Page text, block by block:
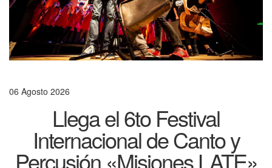
06 Agosto 2026
Llega el 6to Festival
Internacional de Canto y
Percusión «Misiones LATE»